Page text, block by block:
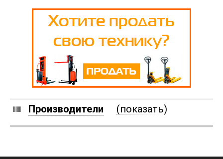
Производители (показать)